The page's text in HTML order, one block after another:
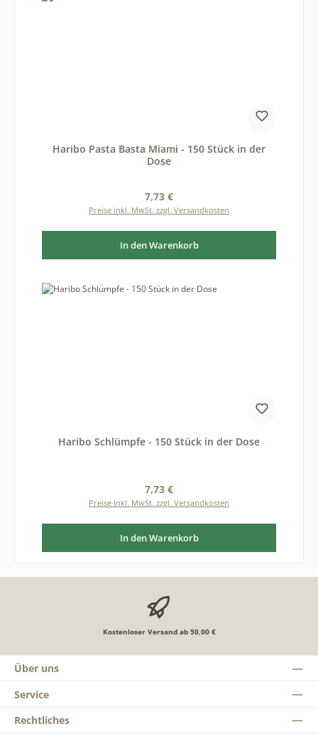
Haribo Pasta Basta Miami - 150 Stück in der
Dose
Regulärer Preis:
7,73 €
Preise inkl. MwSt. zzgl. Versandkosten
In den Warenkorb
Haribo Schlümpfe - 150 Stück in der Dose
Regulärer Preis:
7,73 €
Preise inkl. MwSt. zzgl. Versandkosten
In den Warenkorb
Kostenloser Versand ab 50,00 €
Über uns
Service
Rechtliches